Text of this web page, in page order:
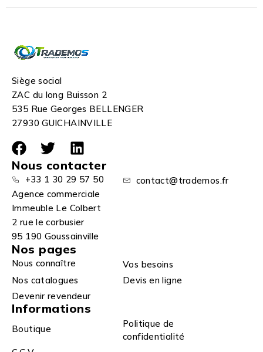
Siège social
ZAC du long Buisson 2
535 Rue Georges BELLENGER
27930 GUICHAINVILLE
Nous contacter
+33 1 30 29 57 50
contact@trademos.fr
Agence commerciale
Immeuble Le Colbert
2 rue le corbusier
95 190 Goussainville
Nos pages
Nous connaître
Vos besoins
Nos catalogues
Devis en ligne
Devenir revendeur
Informations
Boutique
Politique de
confidentialité